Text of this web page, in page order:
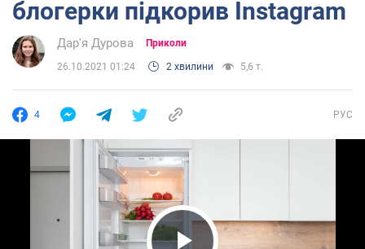
блогерки підкорив Instagram
Дар'я Дурова Приколи
26.10.2021 01:24 2 хвилини 5,6 т.
4 РУС